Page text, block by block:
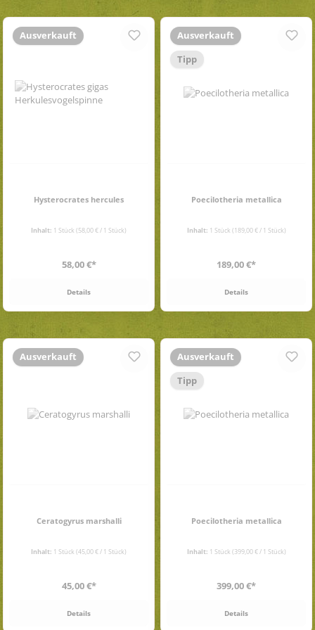
Ausverkauft
Hysterocrates hercules
Inhalt: 1 Stück (58,00 € / 1 Stück)
Regulärer Preis:
58,00 €*
Details
Ausverkauft
Tipp
Poecilotheria metallica
Inhalt: 1 Stück (189,00 € / 1 Stück)
Regulärer Preis:
189,00 €*
Details
Ausverkauft
Ceratogyrus marshalli
Inhalt: 1 Stück (45,00 € / 1 Stück)
Regulärer Preis:
45,00 €*
Details
Ausverkauft
Tipp
Poecilotheria metallica
Inhalt: 1 Stück (399,00 € / 1 Stück)
Regulärer Preis:
399,00 €*
Details